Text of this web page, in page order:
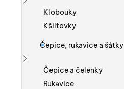
Zobrazit více
Klobouky
Kšiltovky
Čepice, rukavice a šátky
Zobrazit více
Čepice a čelenky
Rukavice